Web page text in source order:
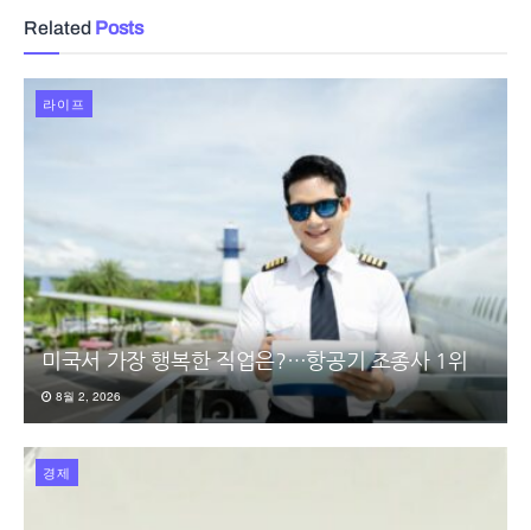
Related Posts
라이프
미국서 가장 행복한 직업은?…항공기 조종사 1위
8월 2, 2026
경제